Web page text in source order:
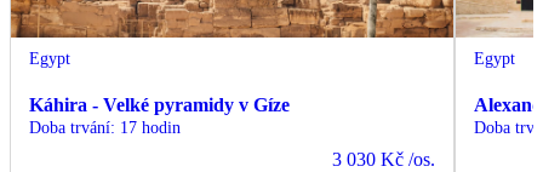
Egypt
Káhira - Velké pyramidy v Gíze
Doba trvání: 17 hodin
3 030 Kč /os.
Egypt
Doba